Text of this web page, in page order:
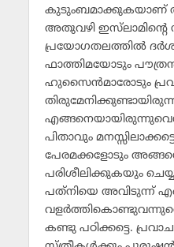
കുടുംബമാക്കുകയാണ്
അതുവഴി ഇസ്‌ലാമിന്റെ
പ്രയോഗതലത്തില്‍
ഫാത്തിമയോടും
ഹുസൈന്‍മാരോടും
പിതാവും
പേരമക്കളോടും
പരിശീലിക്കുകയും
പത്‌നിയെ അവിടുന്ന്
കണ്ടു പഠിക്കട്ടെ.